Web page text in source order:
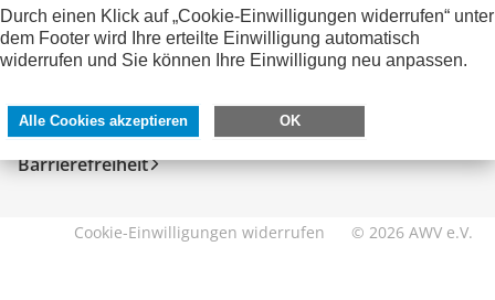
SERVICE
Impressum
Datenschutzhinweise
Barrierefreiheit
DIREKT ZU
eXTra
AWV-Forum
Cookie-Einwilligungen widerrufen © 2026 AWV e.V.
Durch einen Klick auf „Cookie-Einwilligungen widerrufen“ unter
dem Footer wird Ihre erteilte Einwilligung automatisch
widerrufen und Sie können Ihre Einwilligung neu anpassen.
Alle Cookies akzeptieren OK